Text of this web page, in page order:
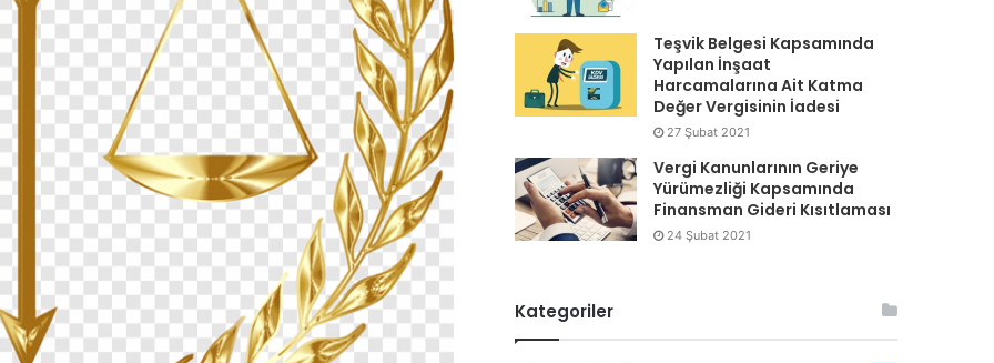
Teşvik Belgesi Kapsamında
Yapılan İnşaat
Harcamalarına Ait Katma
Değer Vergisinin İadesi
27 Şubat 2021
Vergi Kanunlarının Geriye
Yürümezliği Kapsamında
Finansman Gideri Kısıtlaması
24 Şubat 2021
Kategoriler